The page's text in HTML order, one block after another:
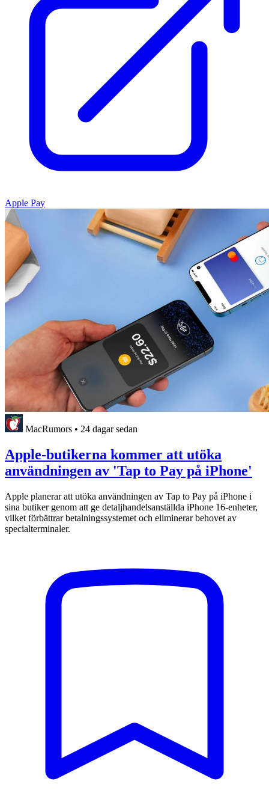
Apple Pay
MacRumors • 24 dagar sedan
Apple-butikerna kommer att utöka
användningen av 'Tap to Pay på iPhone'
Apple planerar att utöka användningen av Tap to Pay på iPhone i
sina butiker genom att ge detaljhandelsanställda iPhone 16-enheter,
vilket förbättrar betalningssystemet och eliminerar behovet av
specialterminaler.